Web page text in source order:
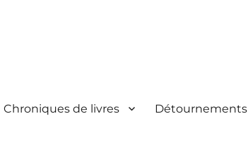
Chroniques de livres Détournements